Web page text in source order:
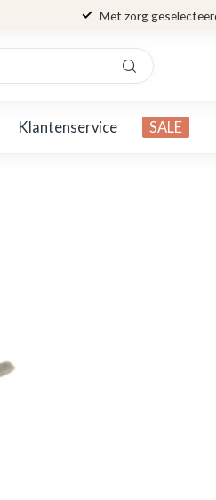
Met zorg
Klantenservice SALE